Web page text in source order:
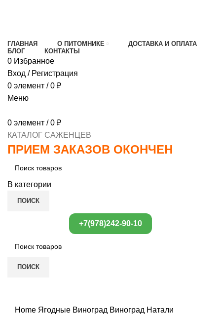
ГЛАВНАЯ О ПИТОМНИКЕ
ДОСТАВКА И ОПЛАТА
БЛОГ
КОНТАКТЫ
0 Избранное
Вход / Регистрация
0 элемент / 0 ₽
Меню
0 элемент / 0 ₽
КАТАЛОГ САЖЕНЦЕВ
ПРИЕМ ЗАКАЗОВ ОКОНЧЕН
В категории
ПОИСК
+7(978)242-90-10
ПОИСК
Home Ягодные Виноград Виноград Натали